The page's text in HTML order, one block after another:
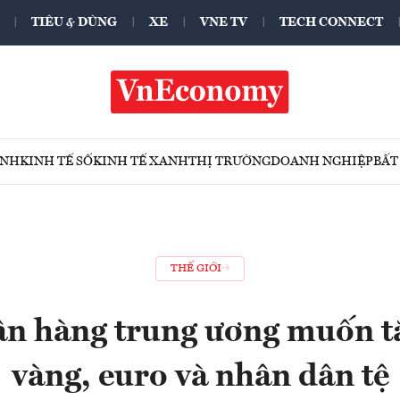
TIÊU & DÙNG XE VNE TV TECH CONNECT
KINH TẾ SỐKINH TẾ XANHTHỊ TRƯỜNGDOANH NGHIỆPBẤT
THẾ GIỚI
hàng trung ương muốn
vàng, euro và nhân dân tệ